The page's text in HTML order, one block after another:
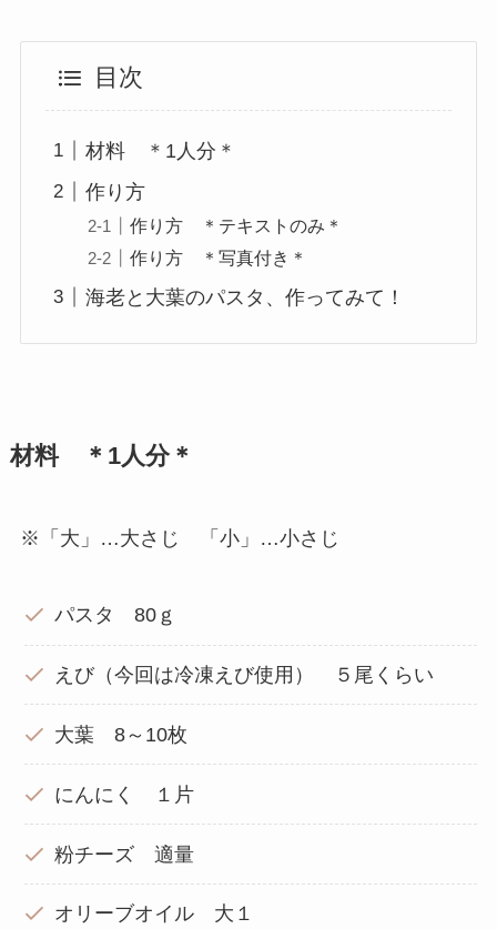
目次
材料 ＊1人分＊
作り方
作り方 ＊テキストのみ＊
作り方 ＊写真付き＊
海老と大葉のパスタ、作ってみて！
材料 ＊1人分＊
※「大」…大さじ 「小」…小さじ
パスタ 80ｇ
えび（今回は冷凍えび使用） ５尾くらい
大葉 8～10枚
にんにく １片
粉チーズ 適量
オリーブオイル 大１